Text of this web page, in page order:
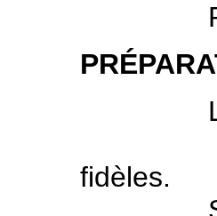
R/
Le
le
fidèles.